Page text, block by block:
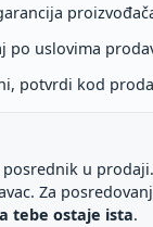
po uslovima
potvrdi kod
posrednik u
Za
tebe ostaje ista.